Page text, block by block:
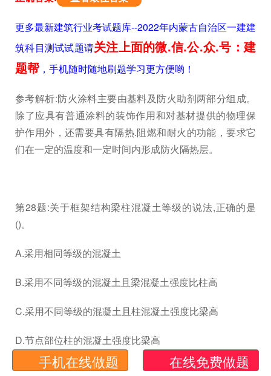
更多最新建筑行业考试题库--2022年内蒙古自治区一建建
筑科目测试试题请关注上面的微.信.公.众.号：建
题帮 ，手机随时随地刷题学习更方便哟！
参考解析:防火涂料主要由基料及防火助剂两部分组成。
除了应具有普通涂料的装饰作用和对基材提供的物理保
护作用外，还需要具有隔热.阻燃和耐火的功能，要求它
们在一定的温度和一定时间内形成防火隔热层。
第28题:关于框架结构梁柱混凝土等级的说法,正确的是
()。
A.采用相同等级的混凝土
B.采用不同等级的混凝土且梁混凝土强度比柱高
C.采用不同等级的混凝土且柱混凝土强度比梁高
D.节点部位柱的混凝土强度比梁高
E.节点部位梁的混凝土强度比柱高
手机在线做题 在线免费做题